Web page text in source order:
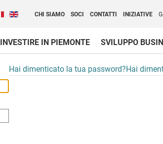
Italiano (Italia)
English (United Kingdom)
CHI SIAMO SOCI CONTATTI INIZIATIVE
INVESTIRE IN PIEMONTE SVILUPPO
Hai dimenticato la tua password?Hai